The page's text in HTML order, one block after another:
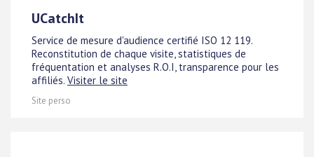
UCatchIt
Service de mesure d'audience certifié ISO 12 119.
Reconstitution de chaque visite, statistiques de
fréquentation et analyses R.O.I, transparence pour les
affiliés. Visiter le site
Site perso